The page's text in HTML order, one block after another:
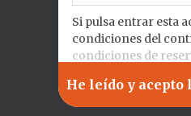
Si pulsa entrar esta
condiciones del
condiciones de